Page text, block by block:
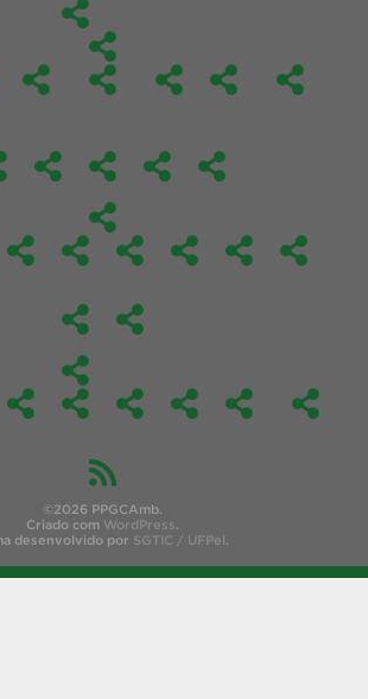
©2026 PPGCAmb.
Criado com WordPress.
desenvolvido por SGTIC / UFPel.